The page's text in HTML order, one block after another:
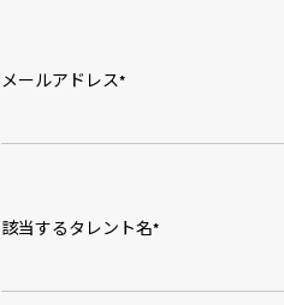
メールアドレス*
該当するタレント名*